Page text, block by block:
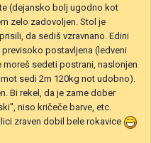
(dejansko bolj ugodno kot
zelo zadovoljen. Stol je
da sediš vzravnano. Edini
postavljena (ledveni
sedeti postrani, naslonjen
sedi 2m 120kg not udobno).
Bi rekel, da je zame dober
niso kričeče barve, etc.
zraven dobil bele rokavice